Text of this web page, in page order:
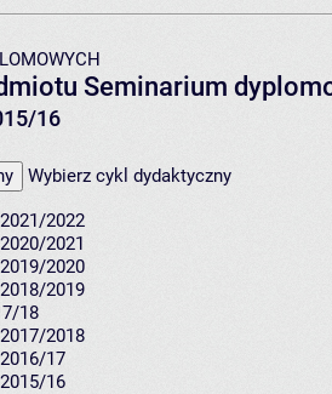
Seminarium
16
Wybierz cykl dydaktyczny
2022
2021
2020
2019
18
2018
17
16